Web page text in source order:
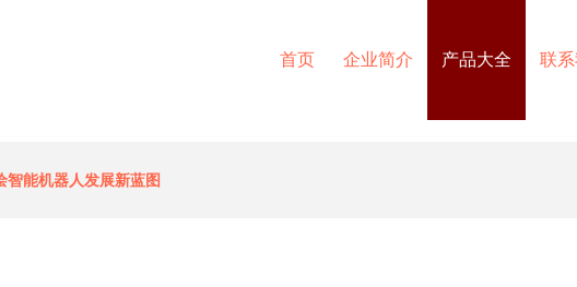
首页 企业简介 产品大全 联
智能机器人发展新蓝图